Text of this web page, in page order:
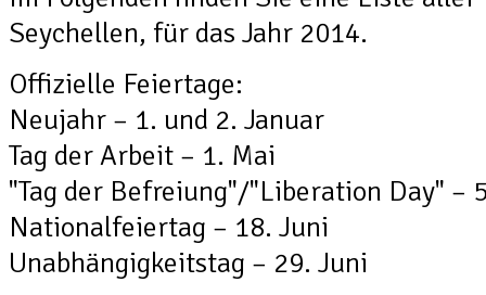
Seychellen, für das Jahr 2014.
Offizielle Feiertage:
Neujahr – 1. und 2. Januar
Tag der Arbeit – 1. Mai
"Tag der Befreiung"/"Liberation Day" –
Nationalfeiertag – 18. Juni
Unabhängigkeitstag – 29. Juni